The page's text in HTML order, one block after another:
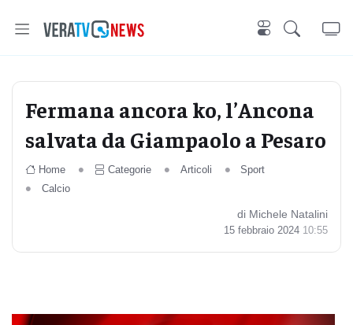
Fermana ancora ko, l’Ancona
salvata da Giampaolo a Pesaro
Home Categorie Articoli
Sport
Calcio
di Michele Natalini
15 febbraio 2024 10:55